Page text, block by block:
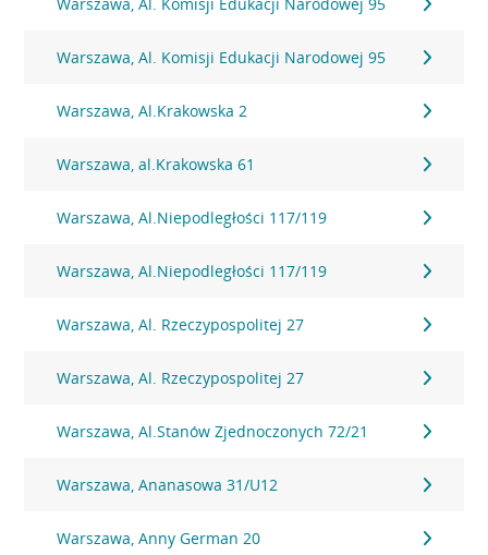
Warszawa, Al. Komisji Edukacji Narodowej 95
Warszawa, Al.Krakowska 2
Warszawa, al.Krakowska 61
Warszawa, Al.Niepodległości 117/119
Warszawa, Al.Niepodległości 117/119
Warszawa, Al. Rzeczypospolitej 27
Warszawa, Al. Rzeczypospolitej 27
Warszawa, Al.Stanów Zjednoczonych 72/21
Warszawa, Ananasowa 31/U12
Warszawa, Anny German 20